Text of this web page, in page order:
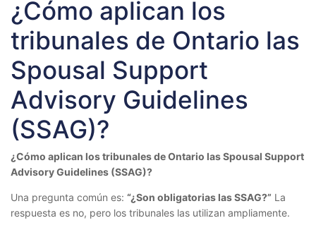
¿Cómo aplican los
tribunales de Ontario las
Spousal Support
Advisory Guidelines
(SSAG)?
¿Cómo aplican los tribunales de Ontario las Spousal Support
Advisory Guidelines (SSAG)?
Una pregunta común es: “¿Son obligatorias las SSAG?” La
respuesta es no, pero los tribunales las utilizan ampliamente.